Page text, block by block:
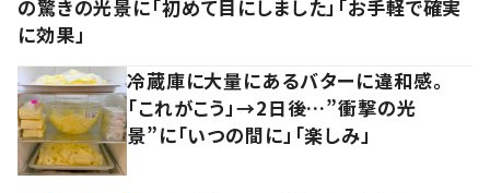
の驚きの光景に「初めて目にしました」「お手軽で確実
に効果」
冷蔵庫に大量にあるバターに違和感。
「これがこう」→2日後…”衝撃の光
景”に「いつの間に」「楽しみ」